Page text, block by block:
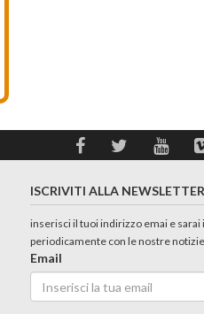
ISCRIVITI ALLA NEWSLETTER
inserisci il tuoi indirizzo emai e
periodicamente con le nostre
Email